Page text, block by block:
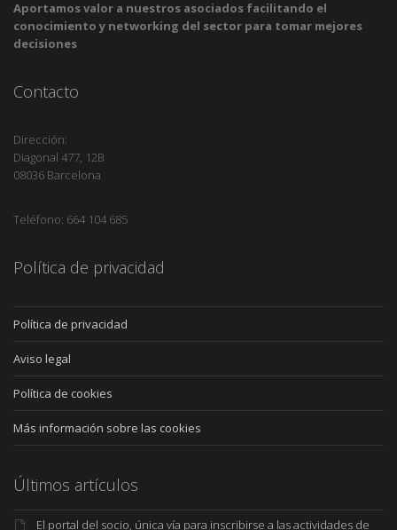
Aportamos valor a nuestros asociados facilitando el
conocimiento y networking del sector para tomar mejores
decisiones
Contacto
Dirección:
Diagonal 477, 12B
08036 Barcelona
Teléfono: 664 104 685
Política de privacidad
Política de privacidad
Aviso legal
Política de cookies
Más información sobre las cookies
Últimos artículos
El portal del socio, única vía para inscribirse a las actividades de